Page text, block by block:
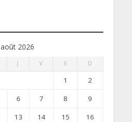
août 2026
J V S D
1
2
6 7 8
9
13 14 15
16